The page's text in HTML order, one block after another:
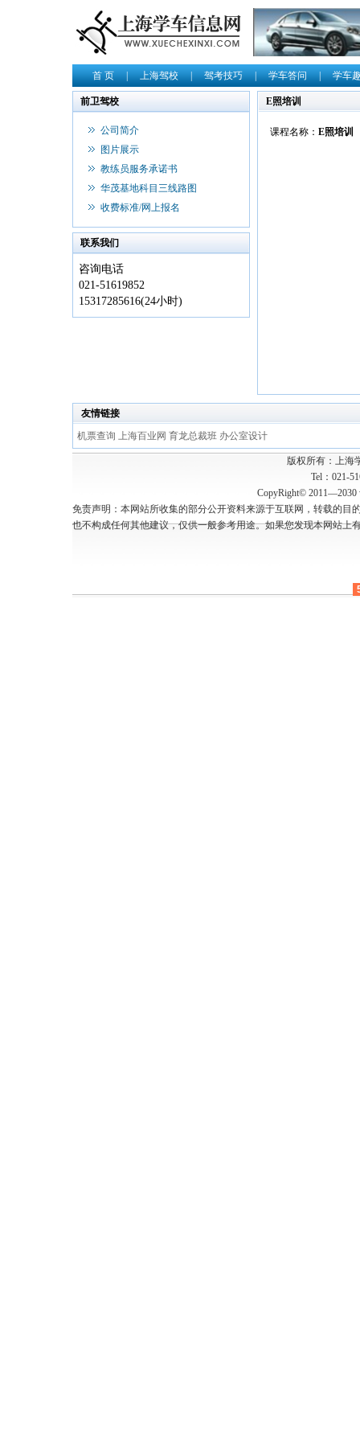
首 页|上海驾校|驾考技巧|学车答问|学车
前卫驾校
公司简介
图片展示
教练员服务承诺书
华茂基地科目三线路图
收费标准/网上报名
联系我们
咨询电话
021-51619852
15317285616(24小时)
E照培训
课程名称： E照培训
友情链接
机票查询 上海百业网 育龙总裁班 办公室设计
版权所有：上
Tel：021-
CopyRight© 2011—2030
免责声明：本网站所收集的部分公开资料来源于互联网，转载的
也不构成任何其他建议，仅供一般参考用途。如果您发现本网站